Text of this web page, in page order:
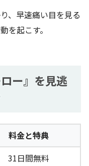
、早速痛い目を見る
を起こす。
ー』を見逃
料金と特典
31日間無料